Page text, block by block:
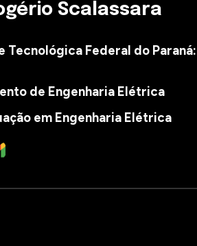
Scalassara
Tecnológica Federal do
de Engenharia Elétrica
em Engenharia Elétrica